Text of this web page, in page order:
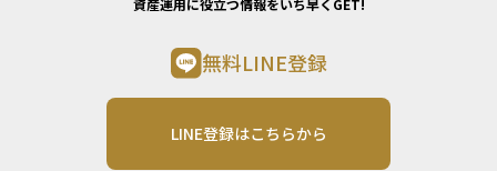
資産運用に役立つ情報をいち早くGET!
無料LINE登録
LINE登録はこちらから